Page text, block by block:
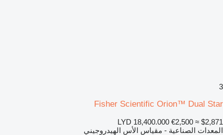
3
Fisher Scientific Orion™ Dual Star
LYD 18,400.000 €2,500 ≈ $2,871
المعدات الصناعية - مقياس الأس الهيدروجيني